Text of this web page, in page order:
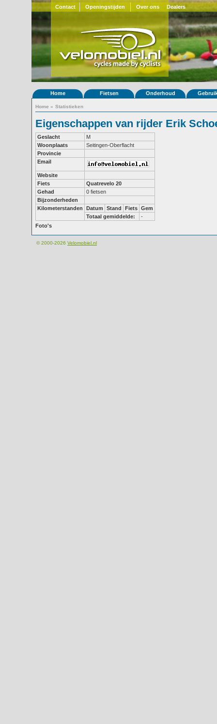
Contact Openingstijden Over ons Dealers
Home Fietsen Onderhoud
Home » Statistieken
Eigenschappen van rijder Erik
Geslacht
M
Woonplaats
Seitingen-Oberflacht
Provincie
Email
Website
Fiets
Quatrevelo 20
Gehad
0 fietsen
Bijzonderheden
Kilometerstanden
Datum Stand Fiets Gem
Totaal gemiddelde:
-
Foto's
© 2000-2026 Velomobiel.nl